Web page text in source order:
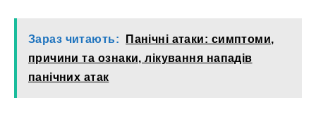
Зараз читають:
Панічні атаки: симптоми,
причини та ознаки, лікування нападів
панічних атак